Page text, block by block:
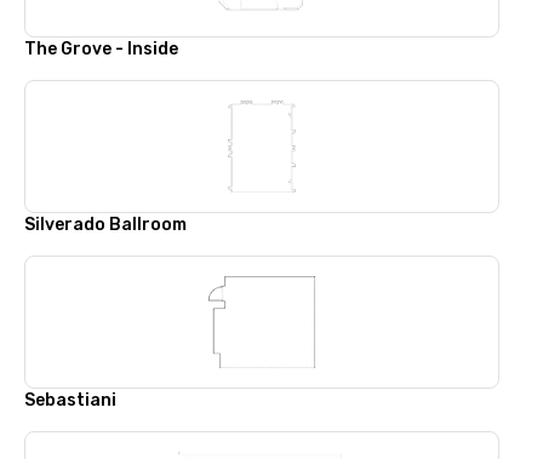
The Grove - Inside
Silverado Ballroom
Sebastiani